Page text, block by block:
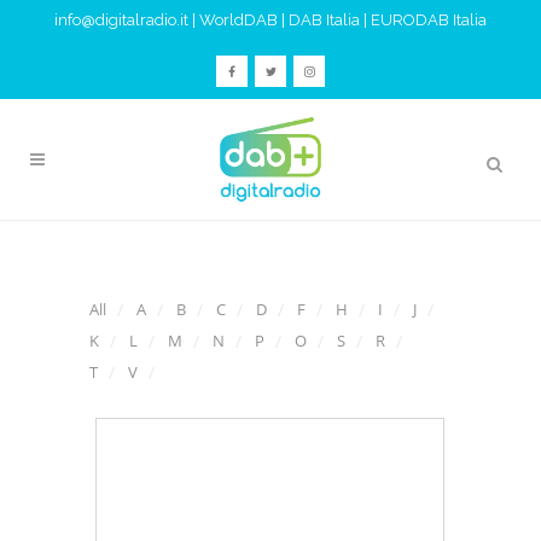
info@digitalradio.it WorldDAB DAB Italia EURODAB Italia
All A B C D F H I
J
K
L M N P O S
R
T
V